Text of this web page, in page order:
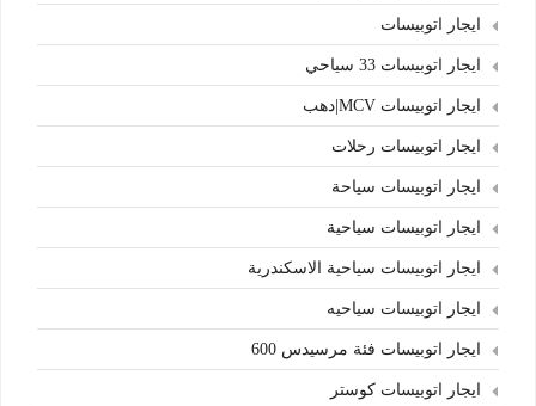
ايجار اتوبيسات
ايجار اتوبيسات 33 سياحي
ايجار اتوبيسات MCV|دهب
ايجار اتوبيسات رحلات
ايجار اتوبيسات سياحة
ايجار اتوبيسات سياحية
ايجار اتوبيسات سياحية الاسكندرية
ايجار اتوبيسات سياحيه
ايجار اتوبيسات فئة مرسيدس 600
ايجار اتوبيسات كوستر